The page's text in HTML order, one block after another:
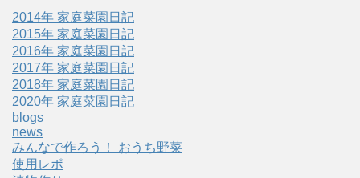
2014年 家庭菜園日記
2015年 家庭菜園日記
2016年 家庭菜園日記
2017年 家庭菜園日記
2018年 家庭菜園日記
2020年 家庭菜園日記
blogs
news
みんなで作ろう！ おうち野菜
使用レポ